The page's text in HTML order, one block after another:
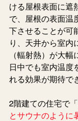
ける屋根表面に遮
で、屋根の表面
下させることが可
り、天井から室内
（輻射熱）が大
日中でも室内温
れる効果が期待で
2階建ての住宅で「
とサウナのように